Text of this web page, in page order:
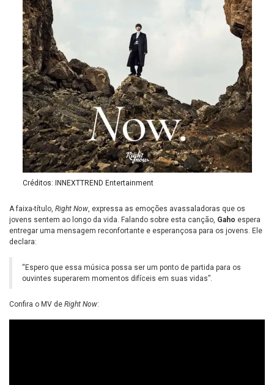
Créditos: INNEXTTREND Entertainment
A faixa-título, Right Now , expressa as emoções avassaladoras que os
jovens sentem ao longo da vida. Falando sobre esta canção, Gaho espera
entregar uma mensagem reconfortante e esperançosa para os jovens. Ele
declara:
“Espero que essa música possa ser um ponto de partida para os
ouvintes superarem momentos difíceis em suas vidas”.
Confira o MV de Right Now: